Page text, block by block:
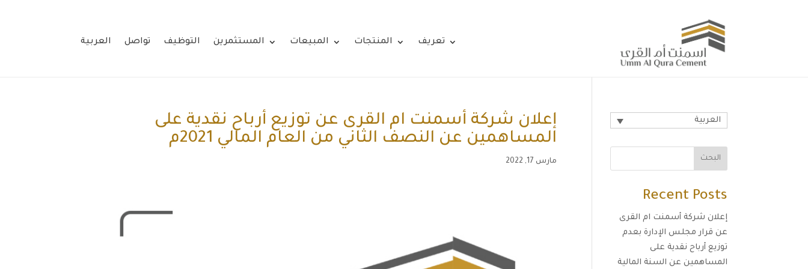
تعريف المنتجات المبيعات المستثمرين التوظيف تواصل العربية
إعلان شركة أسمنت ام القرى عن توزيع أرباح نقدية على
المساهمين عن النصف الثاني من العام المالي 2021م
مارس 17, 2022
العربية
البحث
Recent Posts
إعلان شركة أسمنت ام القرى
عن قرار مجلس الإدارة بعدم
توزيع أرباح نقدية على
المساهمين عن السنة المالية